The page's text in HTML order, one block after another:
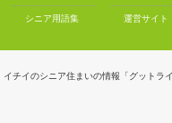
シニア用語集
運営サイト
イチイのシニア住まいの情報「グットラ